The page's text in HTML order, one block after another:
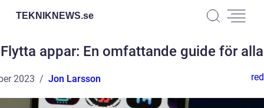
TEKNIKNEWS.se
Flytta appar: En omfattande guide för alla
2023 Jon Larsson